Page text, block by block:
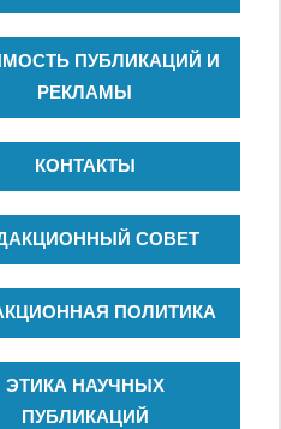
ПУБЛИКАЦИЙ И
РЕКЛАМЫ
КОНТАКТЫ
СОВЕТ
ПОЛИТИКА
ЭТИКА НАУЧНЫХ
ПУБЛИКАЦИЙ